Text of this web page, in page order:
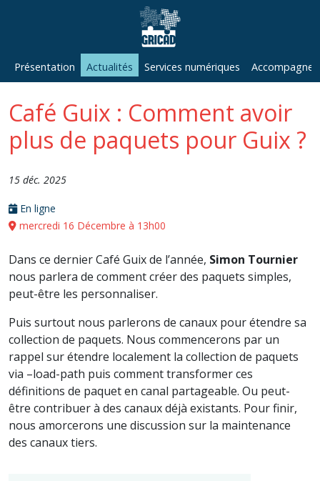
Présentation Actualités Services numériques
Café Guix : Comment avoir
plus de paquets pour Guix ?
15 déc. 2025
En ligne
mercredi 16 Décembre à 13h00
Dans ce dernier Café Guix de l’année, Simon Tournier
nous parlera de comment créer des paquets simples,
peut-être les personnaliser.
Puis surtout nous parlerons de canaux pour étendre sa
collection de paquets. Nous commencerons par un
rappel sur étendre localement la collection de paquets
via –load-path puis comment transformer ces
définitions de paquet en canal partageable. Ou peut-
être contribuer à des canaux déjà existants. Pour finir,
nous amorcerons une discussion sur la maintenance
des canaux tiers.